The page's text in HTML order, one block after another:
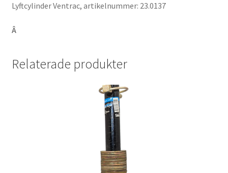
Lyftcylinder Ventrac, artikelnummer: 23.0137
Â
Relaterade produkter